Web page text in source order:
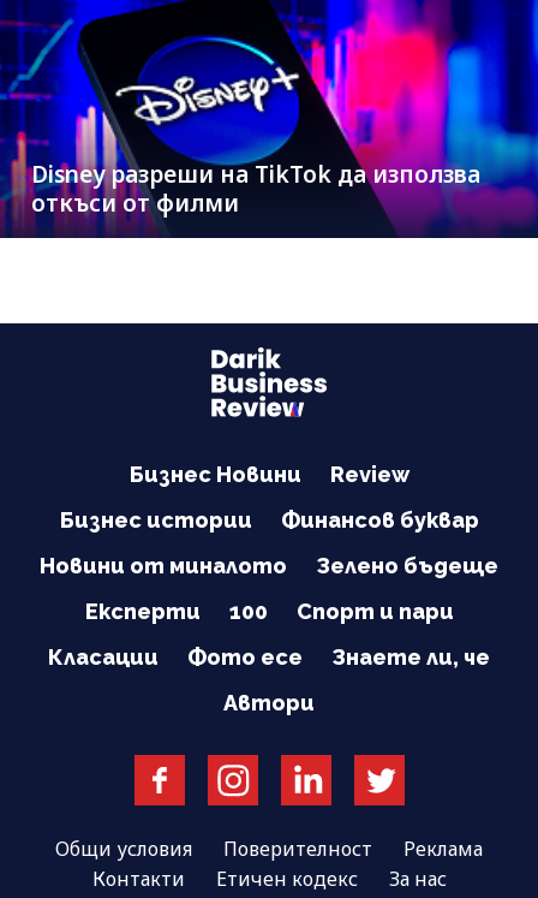
Disney разреши на TikTok да използва
откъси от филми
Бизнес Новини
Review
Бизнес истории
Финансов буквар
Новини от миналото
Зелено бъдеще
Експерти
100
Спорт и пари
Класации
Фото есе
Знаете ли, че
Автори
Общи условия Поверителност
Реклама
Контакти
Етичен кодекс За нас